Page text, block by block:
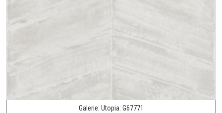
Galerie: Utopia: G67771